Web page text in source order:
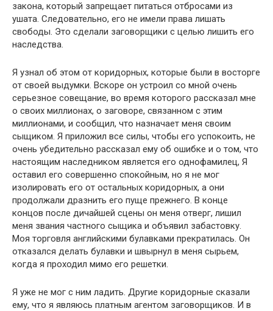
закона, который запрещает питаться отбросами из
ушата. Следовательно, его не имели права лишать
свободы. Это сделали заговорщики с целью лишить его
наследства.
Я узнал об этом от коридорных, которые были в восторге
от своей выдумки. Вскоре он устроил со мной очень
серьезное совещание, во время которого рассказал мне
о своих миллионах, о заговоре, связанном с этим
миллионами, и сообщил, что назначает меня своим
сыщиком. Я приложил все силы, чтобы его успокоить, не
очень убедительно рассказал ему об ошибке и о том, что
настоящим наследником является его однофамилец, Я
оставил его совершенно спокойным, но я не мог
изолировать его от остальных коридорных, а они
продолжали дразнить его пуще прежнего. В конце
концов после дичайшей сцены он меня отверг, лишил
меня звания частного сыщика и объявил забастовку.
Моя торговля английскими булавками прекратилась. Он
отказался делать булавки и швырнул в меня сырьем,
когда я проходил мимо его решетки.
Я уже не мог с ним ладить. Другие коридорные сказали
ему, что я являюсь платным агентом заговорщиков. И в